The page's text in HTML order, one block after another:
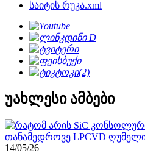
საიტის რუკა.xml
უახლესი ამბები
14/05/26